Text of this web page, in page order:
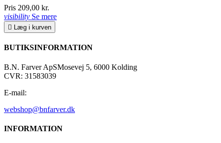
Pris 209,00 kr.
visibility Se mere
 Læg i kurven
BUTIKSINFORMATION
B.N. Farver ApSMosevej 5, 6000 Kolding
CVR: 31583039
E-mail:
webshop@bnfarver.dk
INFORMATION